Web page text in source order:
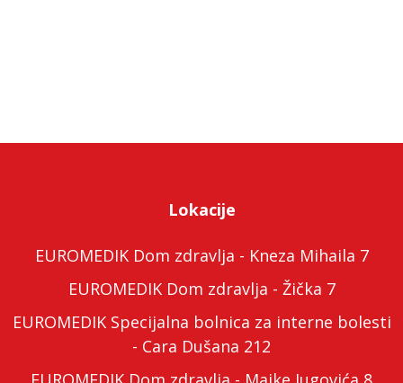
Lokacije
EUROMEDIK Dom zdravlja - Kneza Mihaila 7
EUROMEDIK Dom zdravlja - Žička 7
EUROMEDIK Specijalna bolnica za interne bolesti
- Cara Dušana 212